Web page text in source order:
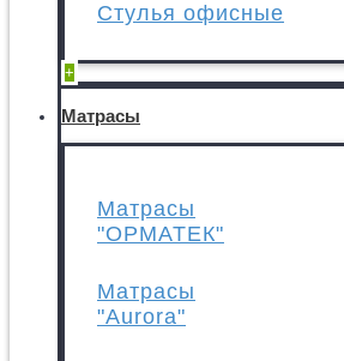
Стулья офисные
+
Матрасы
Матрасы
"ОРМАТЕК"
Матрасы
"Aurora"